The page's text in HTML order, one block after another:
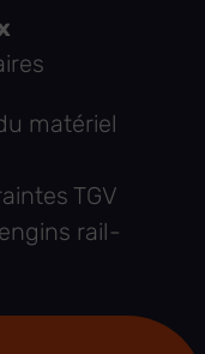
matériel
TGV
rail-